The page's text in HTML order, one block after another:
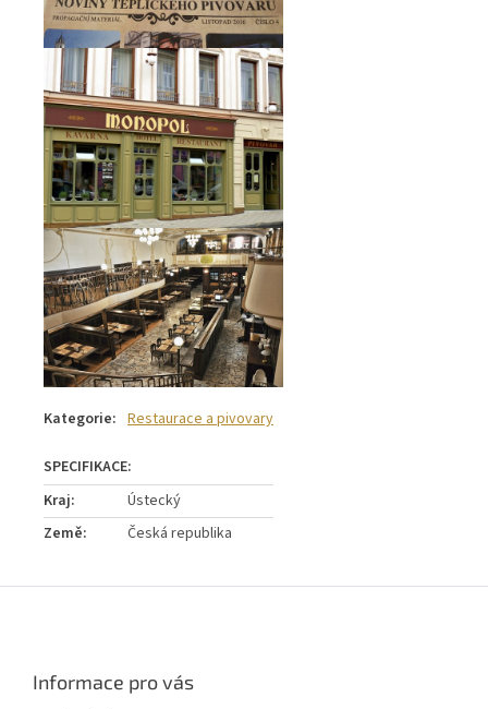
Kategorie: Restaurace a pivovary
Kraj:
Ústecký
Země: Česká republika
Informace pro vás